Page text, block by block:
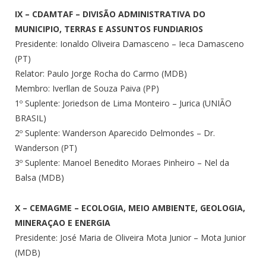
IX – CDAMTAF – DIVISÃO ADMINISTRATIVA DO
MUNICIPIO, TERRAS E ASSUNTOS FUNDIARIOS
Presidente: Ionaldo Oliveira Damasceno – Ieca Damasceno
(PT)
Relator: Paulo Jorge Rocha do Carmo (MDB)
Membro: Iverllan de Souza Paiva (PP)
1º Suplente: Joriedson de Lima Monteiro – Jurica (UNIÃO
BRASIL)
2º Suplente: Wanderson Aparecido Delmondes – Dr.
Wanderson (PT)
3º Suplente: Manoel Benedito Moraes Pinheiro – Nel da
Balsa (MDB)
X – CEMAGME – ECOLOGIA, MEIO AMBIENTE, GEOLOGIA,
MINERAÇAO E ENERGIA
Presidente: José Maria de Oliveira Mota Junior – Mota Junior
(MDB)